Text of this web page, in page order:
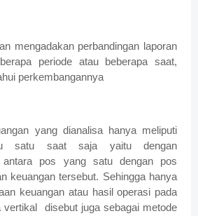
mengadakan perbandingan laporan
periode atau beberapa saat,
perkembangannya
yang dianalisa hanya meliputi
satu saat saja yaitu dengan
antara pos yang satu dengan pos
keuangan tersebut. Sehingga hanya
keuangan atau hasil operasi pada
vertikal disebut juga sebagai metode